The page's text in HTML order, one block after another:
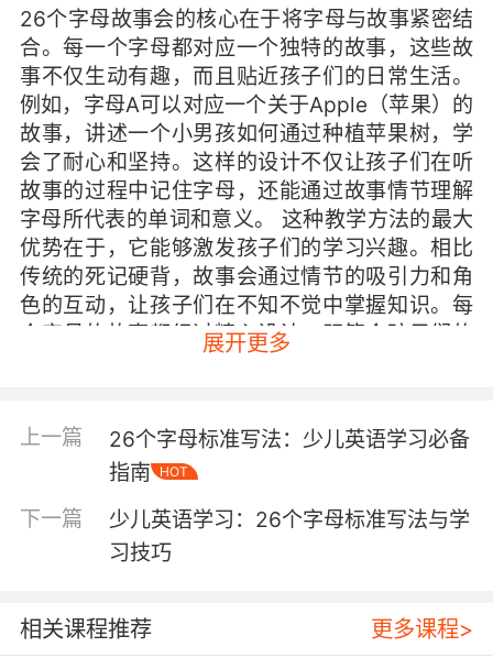
26个字母故事会的核心在于将字母与故事紧密结
合。每一个字母都对应一个独特的故事，这些故
事不仅生动有趣，而且贴近孩子们的日常生活。
例如，字母A可以对应一个关于Apple（苹果）的
故事，讲述一个小男孩如何通过种植苹果树，学
会了耐心和坚持。这样的设计不仅让孩子们在听
故事的过程中记住字母，还能通过故事情节理解
字母所代表的单词和意义。 这种教学方法的最大
优势在于，它能够激发孩子们的学习兴趣。相比
传统的死记硬背，故事会通过情节的吸引力和角
色的互动，让孩子们在不知不觉中掌握知识。每
个字母的故事都经过精心设计，既符合孩子们的
认知水平，又具有一定的教育意义。例如，字母B
的冒险经历，孩子们不仅学会了字母B，还能理解
勇敢和友谊的重要性。 此外，字母与故事的结合
还能够帮助孩子们建立语言与图像之间的联系。
每个字母都配有相应的插图，这些插图不仅美
观，而且与故事情节紧密相关。通过视觉和听觉
的双重刺激，孩子们能够更牢固地记住字母及其
了学习效率，还增强了孩子们的学习体验。 二、
故事会中的互动与参与 26个字母故事会不仅仅是
展开更多
上一篇
26个字母标准写法：少儿英语学习必备
指南
HOT
下一篇
少儿英语学习：26个字母标准写法与学
习技巧
相关课程推荐 更多课程>